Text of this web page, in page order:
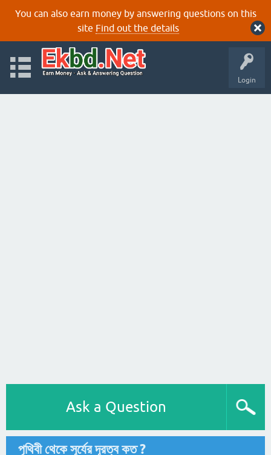
You can also earn money by answering questions on this
site Find out the details
Login
Ask a Question
পৃথিবী থেকে সূর্যের দূরত্ব কত ?